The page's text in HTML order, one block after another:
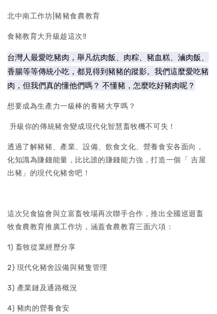
北中南工作坊|豬豬食農教育
食豬教育大升級趁這次‼️
台灣人最愛吃豬肉，舉凡炕肉飯、肉粽、豬血糕、滷肉飯、
香腸等等傳統小吃，都見得到豬豬的蹤影。我們這麼愛吃豬
肉，但我們真的懂他們嗎？ 不懂豬，怎麼吃好豬肉呢？
想要成為生產力一級棒的養豬大亨嗎？
升級你的傳統豬舍變成現代化智慧畜牧機不可失！
透過了解豬豬、產業、設備、飲食文化、營養食安各面向，
化知識為賺錢能量，比比誰的賺錢能力強，打造一個「 吉屋
出豬」的現代化豬舍吧！
這次兒食協會與立富畜牧場再次聯手合作，推出全國巡迴畜
牧食農教育推廣工作坊，涵蓋食農教育三面六項：
1) 畜牧從業經歷分享
2) 現代化豬舍設備與豬隻管理
3) 產業鏈及通路概況
4) 豬肉的營養食安